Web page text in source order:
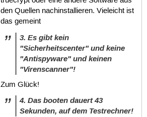
den Quellen nachinstallieren. Vieleicht ist
das gemeint
3. Es gibt kein
"Sicherheitscenter" und keine
"Antispyware" und keinen
"Virenscanner"!
Zum Glück!
4. Das booten dauert 43
Sekunden, auf dem Testrechner!